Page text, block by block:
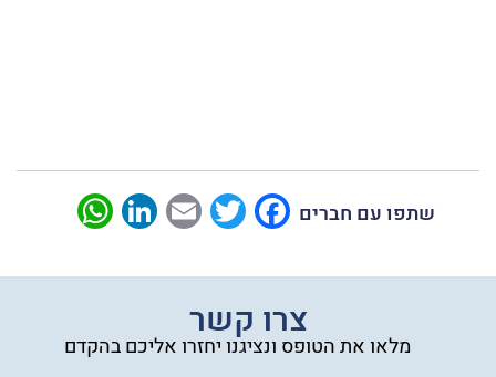
שתפו עם חברים Facebook
Twitter
Email
צרו קשר
מלאו את הטופס ונציגנו יחזרו אליכם בהקדם